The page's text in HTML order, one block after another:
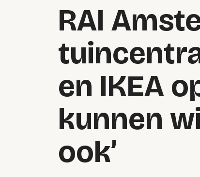
RAI
en IKEA
kunnen
ook’